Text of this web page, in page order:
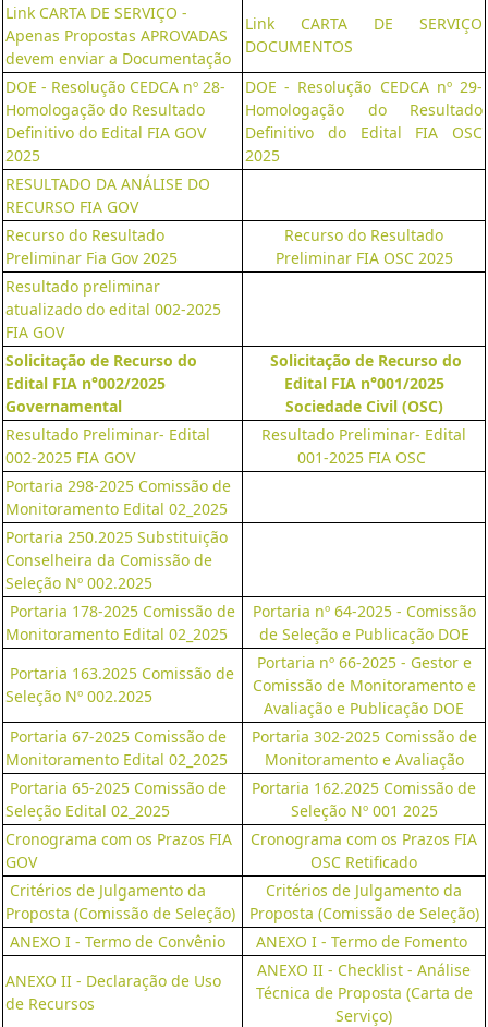
Link CARTA DE SERVIÇO -
Apenas Propostas APROVADAS
devem enviar a Documentação
Link CARTA DE SERVIÇO
DOCUMENTOS
DOE - Resolução CEDCA nº 28-
Homologação do Resultado
Definitivo do Edital FIA GOV
2025
DOE - Resolução CEDCA nº 29-
Homologação do Resultado
Definitivo do Edital FIA OSC
2025
RESULTADO DA ANÁLISE DO
RECURSO FIA GOV
Recurso do Resultado
Preliminar Fia Gov 2025
Recurso do Resultado
Preliminar FIA OSC 2025
Resultado preliminar
atualizado do edital 002-2025
FIA GOV
Solicitação de Recurso do
Edital FIA n°002/2025
Governamental
Solicitação de Recurso do
Edital FIA n°001/2025
Sociedade Civil (OSC)
Resultado Preliminar- Edital
002-2025 FIA GOV
Resultado Preliminar- Edital
001-2025 FIA OSC
Portaria 298-2025 Comissão de
Monitoramento Edital 02_2025
Portaria 250.2025 Substituição
Conselheira da Comissão de
Seleção Nº 002.2025
Portaria 178-2025 Comissão de
Monitoramento Edital 02_2025
Portaria nº 64-2025 - Comissão
de Seleção e Publicação DOE
Portaria 163.2025 Comissão de
Seleção Nº 002.2025
Portaria nº 66-2025 - Gestor e
Comissão de Monitoramento e
Avaliação e Publicação DOE
Portaria 67-2025 Comissão de
Monitoramento Edital 02_2025
Portaria 302-2025 Comissão de
Monitoramento e Avaliação
Portaria 65-2025 Comissão de
Seleção Edital 02_2025
Portaria 162.2025 Comissão de
Seleção Nº 001 2025
Cronograma com os Prazos FIA
GOV
Cronograma com os Prazos FIA
OSC Retificado
Critérios de Julgamento da
Proposta (Comissão de Seleção)
Critérios de Julgamento da
Proposta (Comissão de Seleção)
ANEXO I - Termo de Convênio
ANEXO I - Termo de Fomento
ANEXO II - Declaração de Uso
de Recursos
ANEXO II - Checklist - Análise
Técnica de Proposta (Carta de
Serviço)